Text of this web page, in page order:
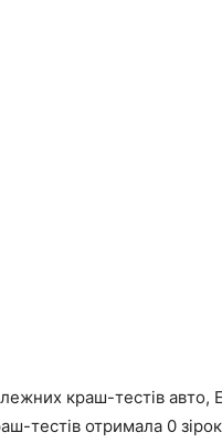
краш-тестів авто,
тестів отримала 0